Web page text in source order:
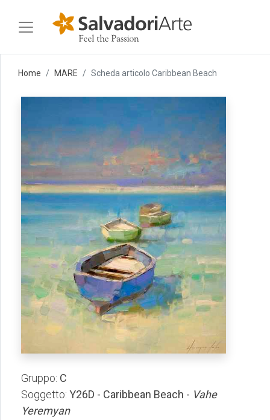
Home MARE Scheda articolo Caribbean Beach
Gruppo: C
Soggetto: Y26D - Caribbean Beach - Vahe
Yeremyan